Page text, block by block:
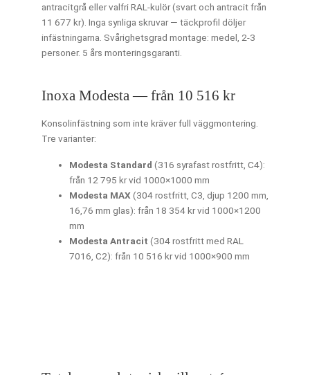
antracitgrå eller valfri RAL-kulör (svart och antracit från
11 677 kr). Inga synliga skruvar — täckprofil döljer
infästningarna. Svårighetsgrad montage: medel, 2-3
personer. 5 års monteringsgaranti.
Inoxa Modesta — från 10 516 kr
Konsolinfästning som inte kräver full väggmontering.
Tre varianter:
Modesta Standard (316 syrafast rostfritt, C4):
från 12 795 kr vid 1000×1000 mm
Modesta MAX (304 rostfritt, C3, djup 1200 mm,
16,76 mm glas): från 18 354 kr vid 1000×1200
mm
Modesta Antracit (304 rostfritt med RAL
7016, C2): från 10 516 kr vid 1000×900 mm